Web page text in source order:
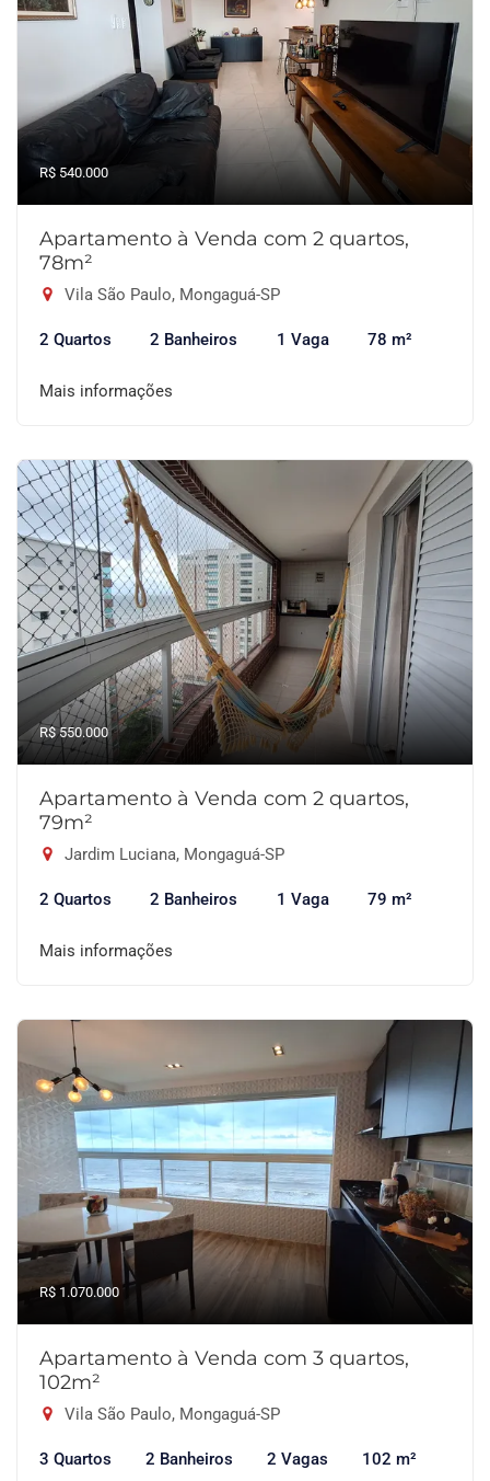
R$ 540.000
Apartamento à Venda com 2 quartos,
78m²
Vila São Paulo, Mongaguá-SP
2 Quartos 2 Banheiros 1 Vaga 78 m²
Mais informações
R$ 550.000
Apartamento à Venda com 2 quartos,
79m²
Jardim Luciana, Mongaguá-SP
2 Quartos 2 Banheiros 1 Vaga 79 m²
Mais informações
R$ 1.070.000
Apartamento à Venda com 3 quartos,
102m²
Vila São Paulo, Mongaguá-SP
3 Quartos 2 Banheiros 2 Vagas 102 m²